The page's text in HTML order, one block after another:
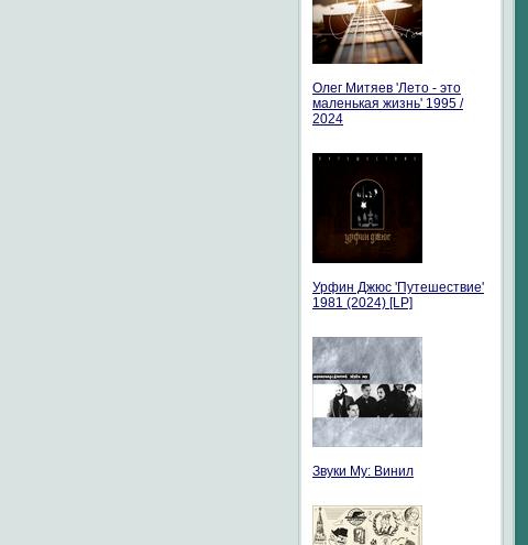
Олег Митяев 'Лето - это
маленькая жизнь' 1995 /
2024
Урфин Джюс 'Путешествие'
1981 (2024) [LP]
Звуки Му: Винил